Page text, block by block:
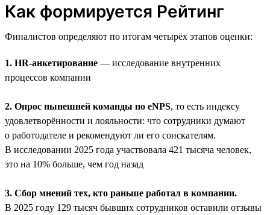
Как формируется Рейтинг
Финалистов определяют по итогам четырёх этапов оценки:
1. HR-анкетирование — исследование внутренних
процессов компании
2. Опрос нынешней команды по eNPS, то есть индексу
удовлетворённости и лояльности: что сотрудники думают
о работодателе и рекомендуют ли его соискателям.
В исследовании 2025 года участвовала 421 тысяча человек,
это на 10% больше, чем год назад
3. Сбор мнений тех, кто раньше работал в компании.
В 2025 году 129 тысяч бывших сотрудников оставили отзывы